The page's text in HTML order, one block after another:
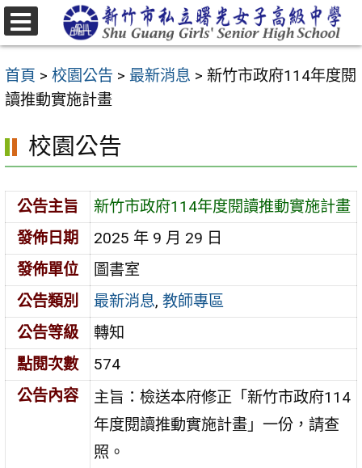
跳
至
要
內
區
首頁 > 校園公告 > 最新消息 > 新竹市政府114年度閱
讀推動實施計畫
校園公告
公告主旨
新竹市政府114年度閱讀推動實施計畫
發佈日期
2025 年 9 月 29 日
發佈單位
圖書室
公告類別
最新消息,教師專區
公告等級
轉知
點閱次數
574
公告內容
主旨：檢送本府修正「新竹市政府114
年度閱讀推動實施計畫」一份，請查
照。
選
單